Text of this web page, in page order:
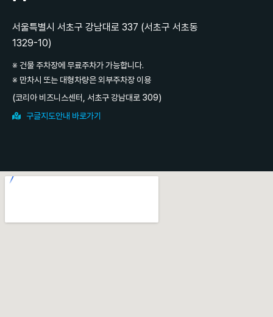
서울특별시 서초구 강남대로 337 (서초구 서초동
1329-10)
※ 건물 주차장에 무료주차가 가능합니다.
※ 만차시 또는 대형차량은 외부주차장 이용
(코리아 비즈니스센터, 서초구 강남대로 309)
구글지도안내 바로가기